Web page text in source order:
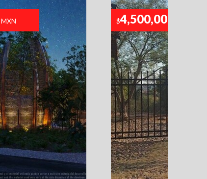
MXN $4,500,000